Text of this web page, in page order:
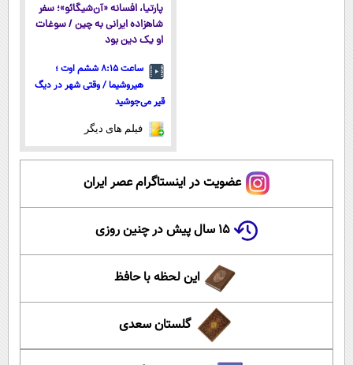
پارتیا، افسانه «آن‌شیگائو»؛ سفر
شاهزاده ایرانی به چین / سوغات
او یک دین بود
ساعت ۸:۱۵ ششم اوت ؛
هیروشیما / وقتی شهر در دیگ
قیر می‌جوشید
فیلم های دیگر
عضویت در اینستاگرام عصر ایران
۱۵ سال پیش در چنین روزی
این لحظه با حافظ
گلستان سعدی